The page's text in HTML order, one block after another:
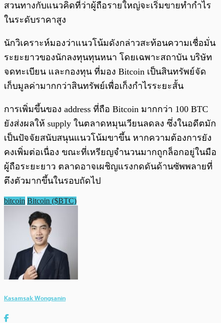
สวนทางกับแนวคิดที่ว่าผู้ถือรายใหญ่จะเริ่มขายทำกำไร
ในระดับราคาสูง
นักวิเคราะห์มองว่าแนวโน้มดังกล่าวสะท้อนความเชื่อมั่น
ระยะยาวของนักลงทุนทุนหนา โดยเฉพาะสถาบัน บริษัท
จดทะเบียน และกองทุน ที่มอง Bitcoin เป็นสินทรัพย์จัด
เก็บมูลค่ามากกว่าสินทรัพย์เพื่อเก็งกำไรระยะสั้น
การเพิ่มขึ้นของ address ที่ถือ Bitcoin มากกว่า 100 BTC
ยังส่งผลให้ supply ในตลาดหมุนเวียนลดลง ซึ่งในอดีตมัก
เป็นปัจจัยสนับสนุนแนวโน้มขาขึ้น หากความต้องการยัง
คงเพิ่มต่อเนื่อง ขณะที่เหรียญจำนวนมากถูกล็อกอยู่ในมือ
ผู้ถือระยะยาว ตลาดอาจเผชิญแรงกดดันด้านซัพพลายที่
ตึงตัวมากขึ้นในรอบถัดไป
bitcoin Bitcoin ($BTC)
Kasamsak Wongsanin